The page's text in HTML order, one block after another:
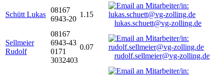
Schütt Lukas
08167
6943-20
1.15
lukas.schuett@vg-zolling.de
Sellmeier
Rudolf
08167
6943-43
0171
3032403
0.07
rudolf.sellmeier@vg-zolling.de